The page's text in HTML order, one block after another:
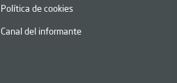
Política de cookies
Canal del informante